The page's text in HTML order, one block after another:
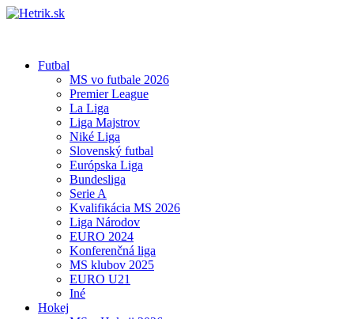
Futbal
MS vo futbale 2026
Premier League
La Liga
Liga Majstrov
Niké Liga
Slovenský futbal
Európska Liga
Bundesliga
Serie A
Kvalifikácia MS 2026
Liga Národov
EURO 2024
Konferenčná liga
MS klubov 2025
EURO U21
Iné
Hokej